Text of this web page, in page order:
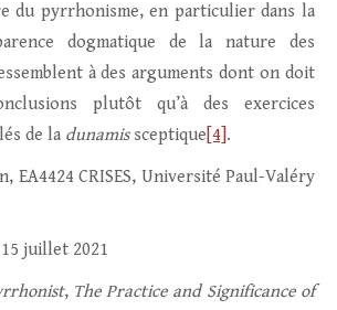
du pyrrhonisme, en particulier dans la
dogmatique de la nature des
à des arguments dont on doit
plutôt qu’à des exercices
de la dunamis sceptique [4] .
EA4424 CRISES, Université Paul-Valéry
juillet 2021
,The Practice and Significance of